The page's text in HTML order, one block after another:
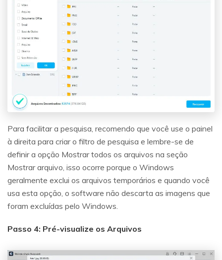
Para facilitar a pesquisa, recomendo que você use o painel
à direita para criar o filtro de pesquisa e lembre-se de
definir a opção Mostrar todos os arquivos na seção
Mostrar arquivo, isso ocorre porque o Windows
geralmente exclui os arquivos temporários e quando você
usa esta opção, o software não descarta as imagens que
foram excluídas pelo Windows.
Passo 4: Pré-visualize os Arquivos